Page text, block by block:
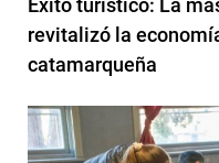
Éxito turístico: La
revitalizó la
catamarqueña